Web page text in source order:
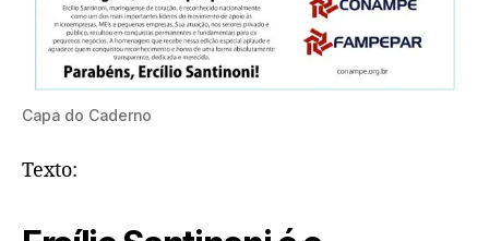
Capa do Caderno
Texto: